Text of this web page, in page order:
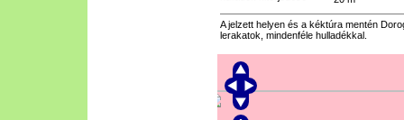
A jelzett helyen és a kéktúra mentén
lerakatok, mindenféle hulladékkal.